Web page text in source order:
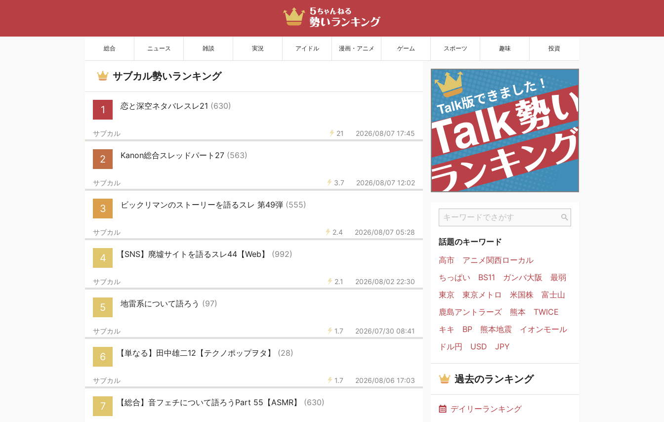
総合 ニュース 雑談 実況 アイドル 漫画・アニメ ゲーム スポーツ 趣味 投資
サブカル勢いランキング
1 恋と深空ネタバレスレ21 (630)
21 2026/08/07 17:45
サブカル
2 Kanon総合スレッドパート27 (563)
3.7 2026/08/07 12:02
サブカル
3 ビックリマンのストーリーを語るスレ 第49弾 (555)
2.4 2026/08/07 05:28
サブカル
4 【SNS】廃墟サイトを語るスレ44【Web】 (992)
2.1 2026/08/02 22:30
サブカル
5 地雷系について語ろう (97)
1.7 2026/07/30 08:41
サブカル
6 【単なる】田中雄二12【テクノポップヲタ】 (28)
1.7 2026/08/06 17:03
サブカル
7 【総合】音フェチについて語ろうPart 55【ASMR】 (630)
話題のキーワード
高市
アニメ関西ローカル
ちっぱい
BS11 ガンバ大阪
最弱
東京
東京メトロ 米国株
富士山
鹿島アントラーズ
熊本
TWICE
キキ
BP 熊本地震
イオンモール
ドル円
USD JPY
過去のランキング
デイリーランキング